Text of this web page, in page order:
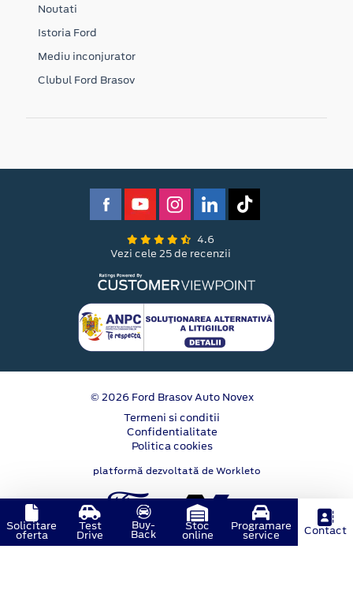
Noutati
Istoria Ford
Mediu inconjurator
Clubul Ford Brasov
4.6
Vezi cele 25 de recenzii
© 2026 Ford Brasov Auto Novex
Termeni si conditii
Confidentialitate
Politica cookies
platformă dezvoltată de Workleto
Solicitare
oferta
Test
Drive
Buy-
Back
Stoc
online
Programare
service Contact